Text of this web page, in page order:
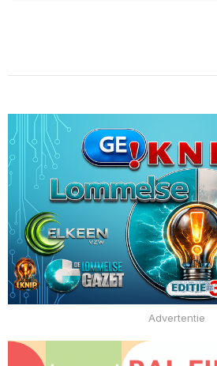
Advertentie